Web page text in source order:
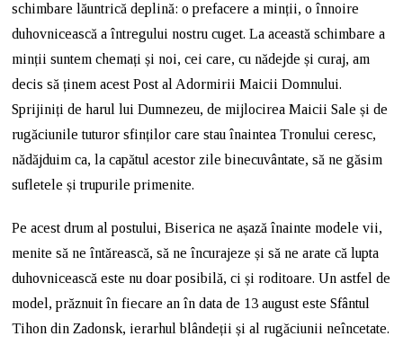
schimbare lăuntrică deplină: o prefacere a minții, o înnoire
duhovnicească a întregului nostru cuget. La această schimbare a
minții suntem chemați și noi, cei care, cu nădejde și curaj, am
decis să ținem acest Post al Adormirii Maicii Domnului.
Sprijiniți de harul lui Dumnezeu, de mijlocirea Maicii Sale și de
rugăciunile tuturor sfinților care stau înaintea Tronului ceresc,
nădăjduim ca, la capătul acestor zile binecuvântate, să ne găsim
sufletele și trupurile primenite.
Pe acest drum al postului, Biserica ne așază înainte modele vii,
menite să ne întărească, să ne încurajeze și să ne arate că lupta
duhovnicească este nu doar posibilă, ci și roditoare. Un astfel de
model, prăznuit în fiecare an în data de 13 august este Sfântul
Tihon din Zadonsk, ierarhul blândeții și al rugăciunii neîncetate.